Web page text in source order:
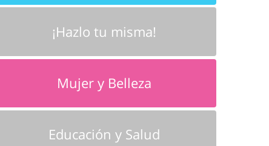
¡Hazlo tu misma!
Mujer y Belleza
Educación y Salud